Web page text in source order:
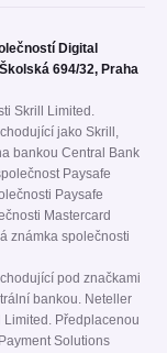
Digital
694/32, Praha
Skrill Limited.
jako Skrill,
bankou Central Bank
Paysafe
Paysafe
Mastercard
známka společnosti
pod značkami
bankou. Neteller
Předplacenou
Solutions